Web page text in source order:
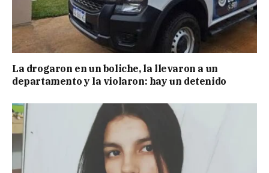
La drogaron en un boliche, la llevaron a un
departamento y la violaron: hay un detenido